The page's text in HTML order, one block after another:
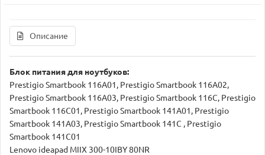
Описание
Блок питания для ноутбуков:
Prestigio Smartbook 116A01, Prestigio Smartbook 116A02,
Prestigio Smartbook 116A03, Prestigio Smartbook 116С, Prestigio
Smartbook 116С01, Prestigio Smartbook 141A01, Prestigio
Smartbook 141A03, Prestigio Smartbook 141C , Prestigio
Smartbook 141C01
Lenovo ideapad MIIX 300-10IBY 80NR